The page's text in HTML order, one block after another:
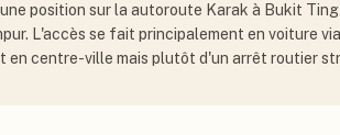
position sur la autoroute Karak à Bukit
L'accès se fait principalement en voiture
en centre-ville mais plutôt d'un arrêt routier